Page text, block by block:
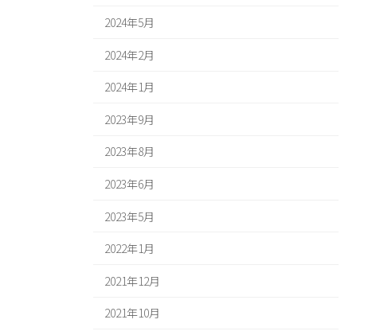
2024年5月
2024年2月
2024年1月
2023年9月
2023年8月
2023年6月
2023年5月
2022年1月
2021年12月
2021年10月